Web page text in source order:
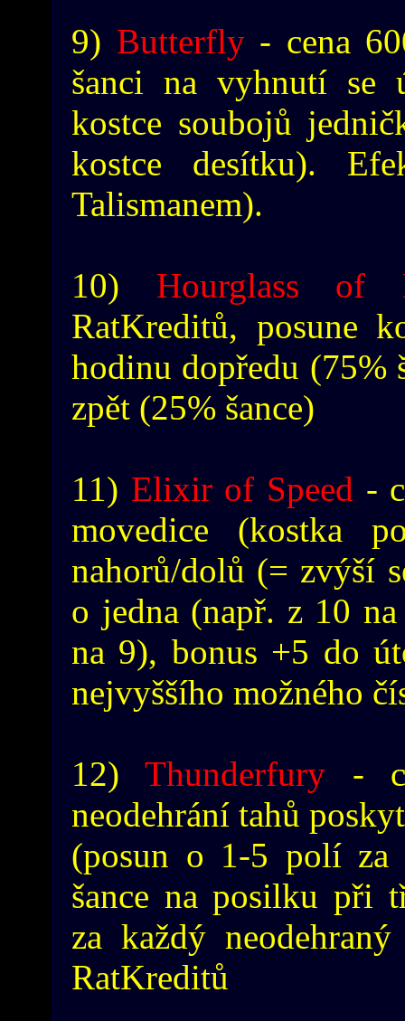
9) Butterfly- cena
šanci na vyhnutí se
kostce soubojů
kostce desítku).
Talismanem).
10) Hourglass of
RatKreditů, posune
hodinu dopředu (75%
zpět (25% šance)
11) Elixir of Speed -
movedice (kostka
nahorů/dolů (= zvýší
o jedna (např. z 10
na 9), bonus +5 do
nejvyššího možného
12)Thunderfury -
neodehrání tahů
(posun o 1-5 polí za
šance na posilku při
za každý
RatKreditů